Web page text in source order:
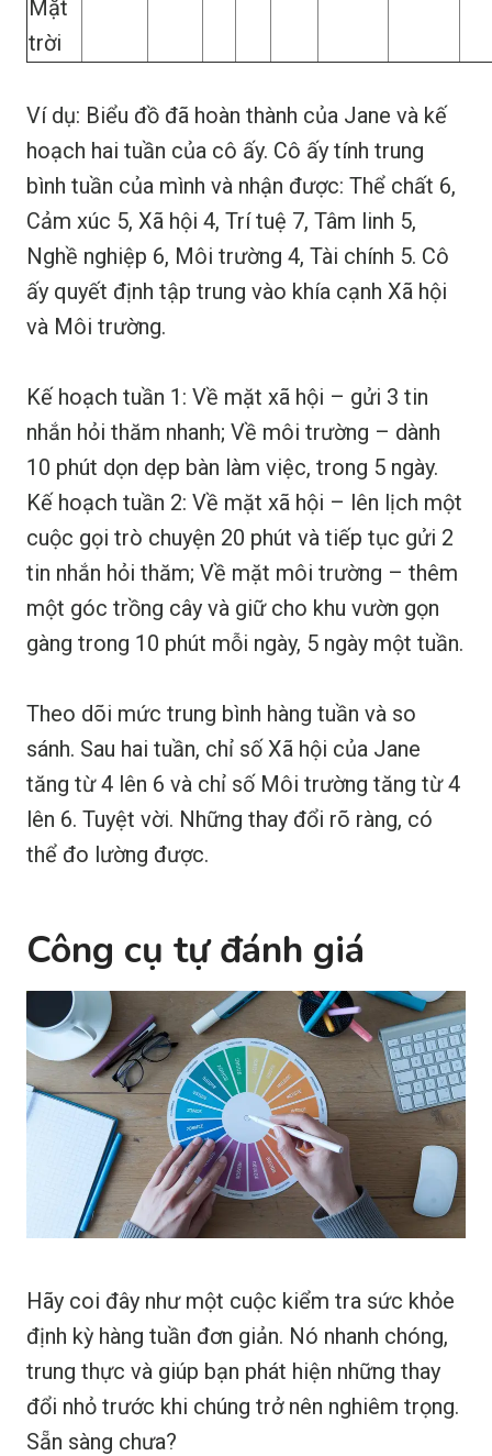
Mặt
trời
Ví dụ: Biểu đồ đã hoàn thành của Jane và kế
hoạch hai tuần của cô ấy. Cô ấy tính trung
bình tuần của mình và nhận được: Thể chất 6,
Cảm xúc 5, Xã hội 4, Trí tuệ 7, Tâm linh 5,
Nghề nghiệp 6, Môi trường 4, Tài chính 5. Cô
ấy quyết định tập trung vào khía cạnh Xã hội
và Môi trường.
Kế hoạch tuần 1: Về mặt xã hội – gửi 3 tin
nhắn hỏi thăm nhanh; Về môi trường – dành
10 phút dọn dẹp bàn làm việc, trong 5 ngày.
Kế hoạch tuần 2: Về mặt xã hội – lên lịch một
cuộc gọi trò chuyện 20 phút và tiếp tục gửi 2
tin nhắn hỏi thăm; Về mặt môi trường – thêm
một góc trồng cây và giữ cho khu vườn gọn
gàng trong 10 phút mỗi ngày, 5 ngày một tuần.
Theo dõi mức trung bình hàng tuần và so
sánh. Sau hai tuần, chỉ số Xã hội của Jane
tăng từ 4 lên 6 và chỉ số Môi trường tăng từ 4
lên 6. Tuyệt vời. Những thay đổi rõ ràng, có
thể đo lường được.
Công cụ tự đánh giá
Hãy coi đây như một cuộc kiểm tra sức khỏe
định kỳ hàng tuần đơn giản. Nó nhanh chóng,
trung thực và giúp bạn phát hiện những thay
đổi nhỏ trước khi chúng trở nên nghiêm trọng.
Sẵn sàng chưa?